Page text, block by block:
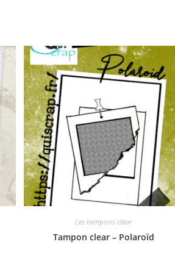
Les tampons clear
Tampon clear – Polaroïd